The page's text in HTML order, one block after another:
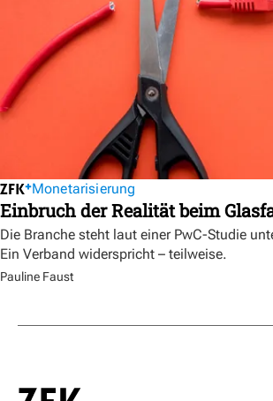
Monetarisierung
Einbruch der Realität beim
Die Branche steht laut einer PwC-Studie
Ein Verband widerspricht – teilweise.
Pauline Faust